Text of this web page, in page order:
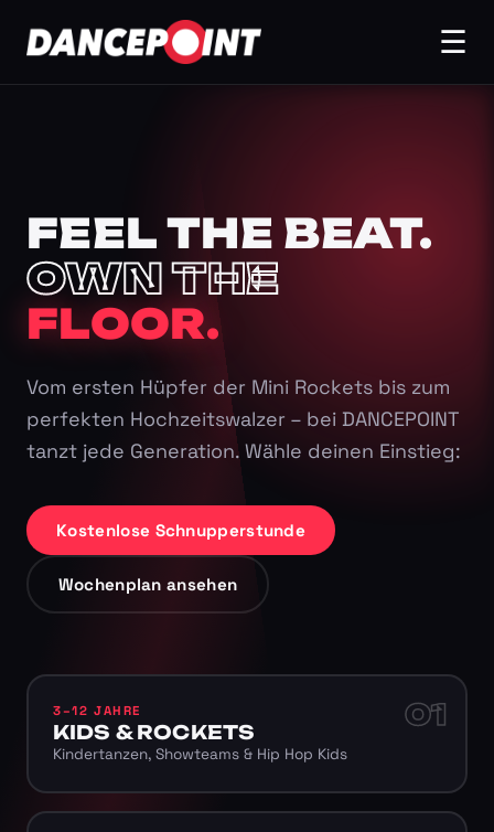
☰
FEEL THE BEAT.
OWN THE
FLOOR.
Vom ersten Hüpfer der Mini Rockets bis zum
perfekten Hochzeitswalzer – bei DANCEPOINT
tanzt jede Generation. Wähle deinen Einstieg:
Kostenlose Schnupperstunde
Wochenplan ansehen
01
3–12 JAHRE
KIDS & ROCKETS
Kindertanzen, Showteams & Hip Hop Kids